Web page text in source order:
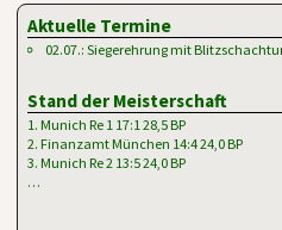
Aktuelle Termine
02.07.: Siegerehrung mit
Stand der Meisterschaft
1. Munich Re 1 17:1 28,5 BP
2. Finanzamt München 14:4 24,0 BP
3. Munich Re 2 13:5 24,0 BP
…